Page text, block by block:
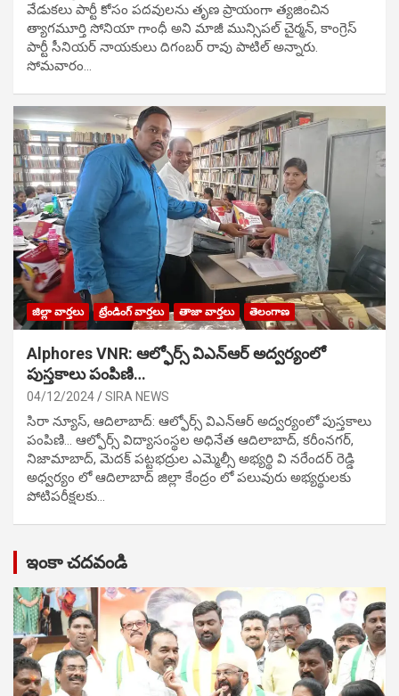
వేడుక‌లు పార్టీ కోసం ప‌ద‌వుల‌ను తృణ ప్రాయంగా త్య‌జించిన
త్యాగమూర్తి సోనియా గాంధీ అని మాజీ మున్సిప‌ల్ చైర్మ‌న్, కాంగ్రెస్
పార్టీ సీనియ‌ర్ నాయ‌కులు దిగంబ‌ర్ రావు పాటిల్ అన్నారు.
సోమవారం…
జిల్లా వార్తలు ట్రేండింగ్ వార్తలు తాజా వార్తలు తెలంగాణ
Alphores VNR: ఆల్ఫోర్స్ విఎన్ఆర్ అద్వర్యంలో
పుస్తకాలు పంపిణి…
04/12/2024 SIRA NEWS
సిరా న్యూస్, ఆదిలాబాద్: ఆల్ఫోర్స్ విఎన్ఆర్ అద్వర్యంలో పుస్తకాలు
పంపిణి… ఆల్ఫోర్స్ విద్యాసంస్థల అధినేత ఆదిలాబాద్, కరీంనగర్,
నిజామాబాద్, మెదక్ పట్టభద్రుల ఎమ్మెల్సీ అభ్యర్థి వి నరేందర్ రెడ్డి
అధ్వర్యం లో ఆదిలాబాద్ జిల్లా కేంద్రం లో పలువురు అభ్యర్థులకు
పోటిప‌రీక్ష‌ల‌కు…
ఇంకా చదవండి